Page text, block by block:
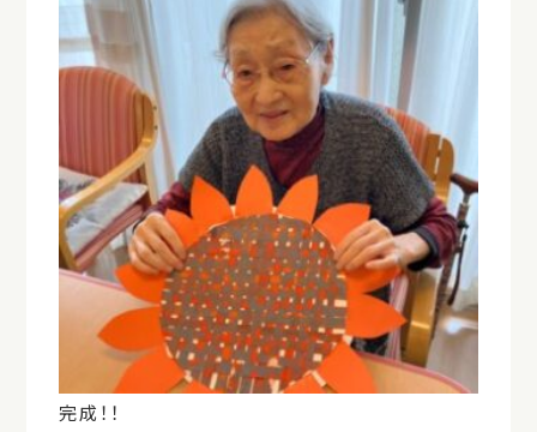
完成！！